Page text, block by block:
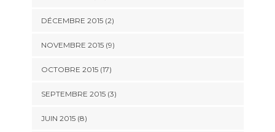
DÉCEMBRE 2015 (2)
NOVEMBRE 2015 (9)
OCTOBRE 2015 (17)
SEPTEMBRE 2015 (3)
JUIN 2015 (8)